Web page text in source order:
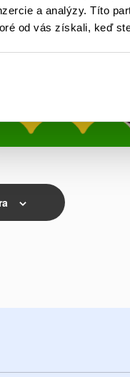
a analýzy. Títo
od vás získali, keď